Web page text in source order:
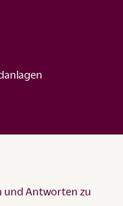
und Antworten zu